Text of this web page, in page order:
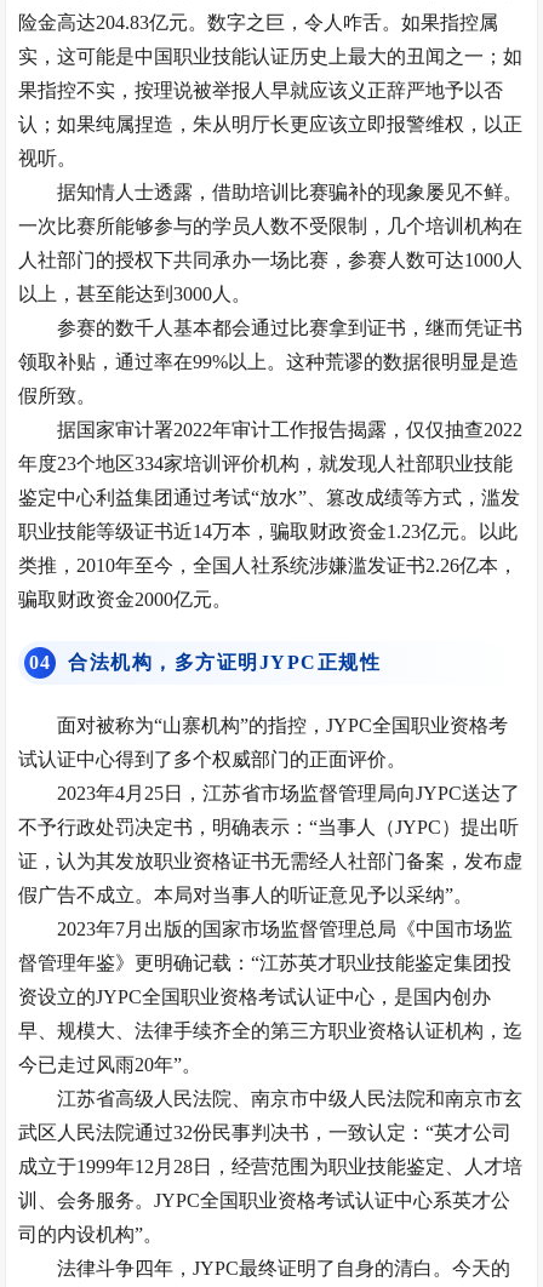
险金高达204.83亿元。数字之巨，令人咋舌。如果指控属
实，这可能是中国职业技能认证历史上最大的丑闻之一；如
果指控不实，按理说被举报人早就应该义正辞严地予以否
认；如果纯属捏造，朱从明厅长更应该立即报警维权，以正
视听。
据知情人士透露，借助培训比赛骗补的现象屡见不鲜。
一次比赛所能够参与的学员人数不受限制，几个培训机构在
人社部门的授权下共同承办一场比赛，参赛人数可达1000人
以上，甚至能达到3000人。
参赛的数千人基本都会通过比赛拿到证书，继而凭证书
领取补贴，通过率在99%以上。这种荒谬的数据很明显是造
假所致。
据国家审计署2022年审计工作报告揭露，仅仅抽查2022
年度23个地区334家培训评价机构，就发现人社部职业技能
鉴定中心利益集团通过考试“放水”、篡改成绩等方式，滥发
职业技能等级证书近14万本，骗取财政资金1.23亿元。以此
类推，2010年至今，全国人社系统涉嫌滥发证书2.26亿本，
骗取财政资金2000亿元。
04 合法机构，多方证明JYPC正规性
面对被称为“山寨机构”的指控，JYPC全国职业资格考
试认证中心得到了多个权威部门的正面评价。
2023年4月25日，江苏省市场监督管理局向JYPC送达了
不予行政处罚决定书，明确表示：“当事人（JYPC）提出听
证，认为其发放职业资格证书无需经人社部门备案，发布虚
假广告不成立。本局对当事人的听证意见予以采纳”。
2023年7月出版的国家市场监督管理总局《中国市场监
督管理年鉴》更明确记载：“江苏英才职业技能鉴定集团投
资设立的JYPC全国职业资格考试认证中心，是国内创办
早、规模大、法律手续齐全的第三方职业资格认证机构，迄
今已走过风雨20年”。
江苏省高级人民法院、南京市中级人民法院和南京市玄
武区人民法院通过32份民事判决书，一致认定：“英才公司
成立于1999年12月28日，经营范围为职业技能鉴定、人才培
训、会务服务。JYPC全国职业资格考试认证中心系英才公
司的内设机构”。
法律斗争四年，JYPC最终证明了自身的清白。今天的